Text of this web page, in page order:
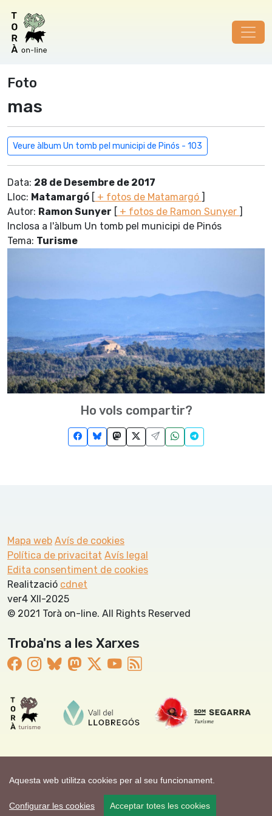
Aquesta web utilitza cookies per al seu funcionament.
Configurar les cookies Acceptar totes les cookies
Foto
mas
Veure àlbum Un tomb pel municipi de Pinós - 103
Data: 28 de Desembre de 2017
Lloc: Matamargó [ + fotos de Matamargó ]
Autor: Ramon Sunyer [ + fotos de Ramon Sunyer ]
Inclosa a l'àlbum Un tomb pel municipi de Pinós
Tema: Turisme
Ho vols compartir?
Mapa web Avís de cookies
Política de privacitat Avís legal
Edita consentiment de cookies
Realització cdnet
ver4 XII-2025
© 2021 Torà on-line. All Rights Reserved
Troba'ns a les Xarxes